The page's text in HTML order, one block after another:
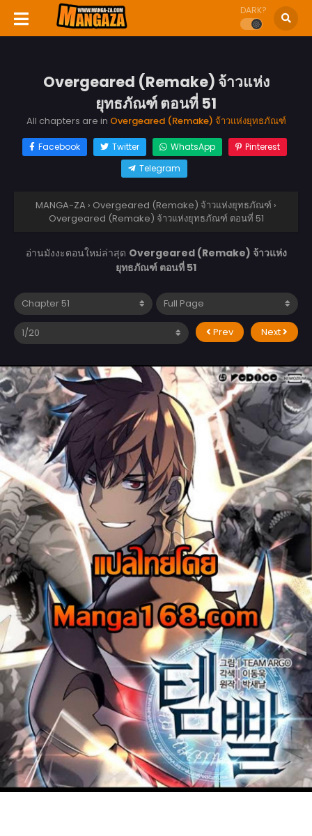
DARK?
Overgeared (Remake) จ้าวแห่ง
ยุทธภัณฑ์ ตอนที่ 51
All chapters are in Overgeared (Remake) จ้าวแห่งยุทธภัณฑ์
Facebook Twitter WhatsApp
Pinterest
Telegram
MANGA-ZA › Overgeared (Remake) จ้าวแห่งยุทธภัณฑ์ ›
Overgeared (Remake) จ้าวแห่งยุทธภัณฑ์ ตอนที่ 51
อ่านมังงะตอนใหม่ล่าสุด Overgeared (Remake) จ้าวแห่ง
ยุทธภัณฑ์ ตอนที่ 51
Prev Next